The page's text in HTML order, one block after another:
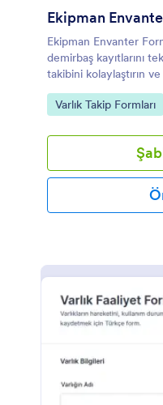
Ekipman
Ekipman Envanter
demirbaş kayıtlarını
takibini kolaylaştırın
yanıtlarını düzenli
Go to Category:
Varlık Takip Formları